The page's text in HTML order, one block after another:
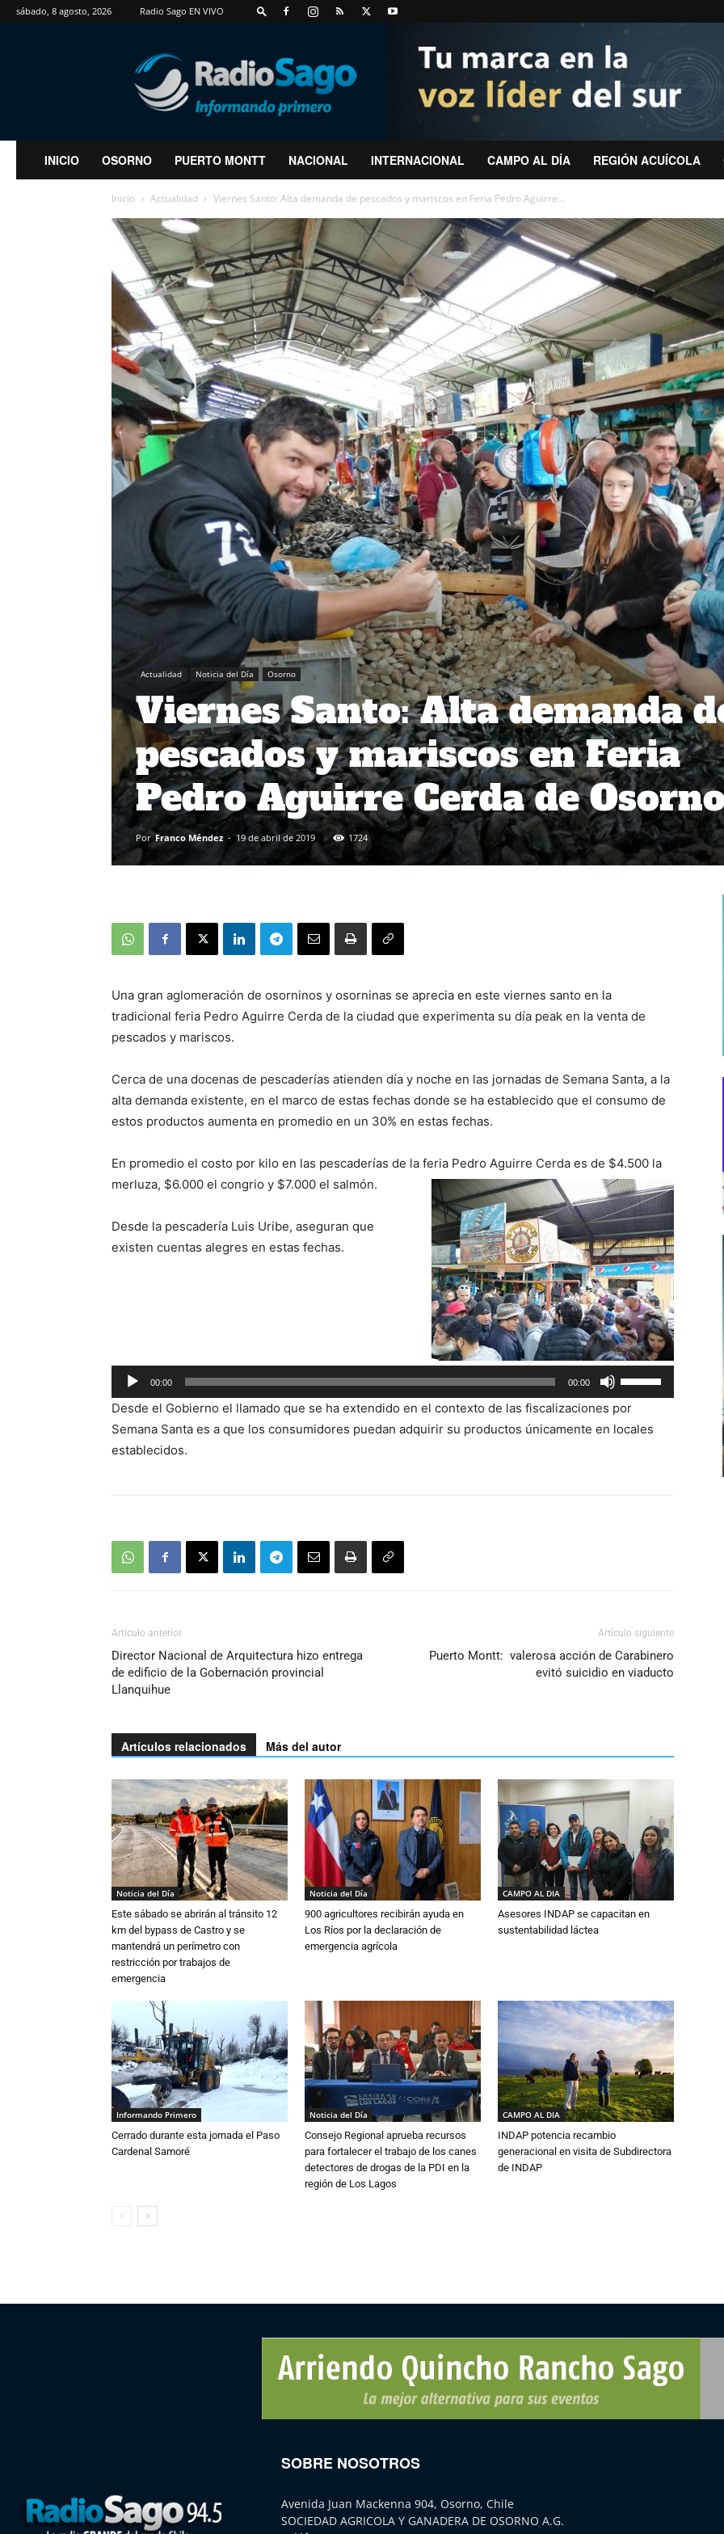
sábado, 8 agosto, 2026 Radio Sago EN VIVO
RadioSago
INICIO OSORNO PUERTO MONTT NACIONAL INTERNACIONAL CAMPO AL DÍA REGIÓN ACUÍCOLA
Inicio Actualidad Viernes Santo: Alta demanda de pescados y mariscos en Feria Pedro Aguirre...
Actualidad Noticia del Día Osorno
Viernes Santo: Alta demanda
pescados y mariscos en Feria
Pedro Aguirre Cerda de
Por Franco Méndez - 19 de abril de 2019 1724
Una gran aglomeración de osorninos y osorninas se aprecia en este viernes santo en la
tradicional feria Pedro Aguirre Cerda de la ciudad que experimenta su día peak en la venta de
pescados y mariscos.
Cerca de una docenas de pescaderías atienden día y noche en las jornadas de Semana Santa, a la
alta demanda existente, en el marco de estas fechas donde se ha establecido que el consumo de
estos productos aumenta en promedio en un 30% en estas fechas.
En promedio el costo por kilo en las pescaderías de la feria Pedro Aguirre Cerda es de $4.500 la
merluza, $6.000 el congrio y $7.000 el salmón.
Desde la pescadería Luis Uribe, aseguran que
existen cuentas alegres en estas fechas.
00:00 00:00
las
teclas
de
Desde el Gobierno el llamado que se ha extendido en el contexto de las fiscalizaciones por
Semana Santa es a que los consumidores puedan adquirir su productos únicamente en locales
establecidos.
Artículo anterior
Director Nacional de Arquitectura hizo entrega
de edificio de la Gobernación provincial
Llanquihue
Artículo siguiente
Puerto Montt: valerosa acción de Carabinero
evitó suicidio en viaducto
Artículos relacionados Más del autor
Noticia del Día
Este sábado se abrirán al tránsito 12
km del bypass de Castro y se
mantendrá un perímetro con
restricción por trabajos de
emergencia
Noticia del Día
900 agricultores recibirán ayuda en
Los Ríos por la declaración de
emergencia agrícola
CAMPO AL DIA
Asesores INDAP se capacitan en
sustentabilidad láctea
Informando Primero
Cerrado durante esta jornada el Paso
Cardenal Samoré
Noticia del Día
Consejo Regional aprueba recursos
para fortalecer el trabajo de los canes
detectores de drogas de la PDI en la
región de Los Lagos
CAMPO AL DIA
INDAP potencia recambio
generacional en visita de Subdirectora
de INDAP
SOBRE NOSOTROS
Avenida Juan Mackenna 904, Osorno, Chile
SOCIEDAD AGRICOLA Y GANADERA DE OSORNO A.G.